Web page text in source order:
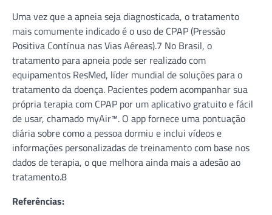
Uma vez que a apneia seja diagnosticada, o tratamento
mais comumente indicado é o uso de CPAP (Pressão
Positiva Contínua nas Vias Aéreas).7 No Brasil, o
tratamento para apneia pode ser realizado com
equipamentos ResMed, líder mundial de soluções para o
tratamento da doença. Pacientes podem acompanhar sua
própria terapia com CPAP por um aplicativo gratuito e fácil
de usar, chamado myAir™. O app fornece uma pontuação
diária sobre como a pessoa dormiu e inclui vídeos e
informações personalizadas de treinamento com base nos
dados de terapia, o que melhora ainda mais a adesão ao
tratamento.8
Referências: